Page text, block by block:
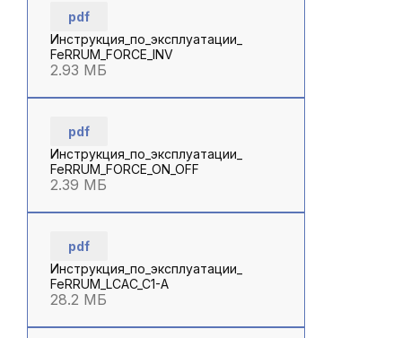
pdf
Инструкция_по_эксплуатации_
FeRRUM_FORCE_INV
2.93 МБ
pdf
Инструкция_по_эксплуатации_
FeRRUM_FORCE_ON_OFF
2.39 МБ
pdf
Инструкция_по_эксплуатации_
FeRRUM_LCAC_C1-A
28.2 МБ